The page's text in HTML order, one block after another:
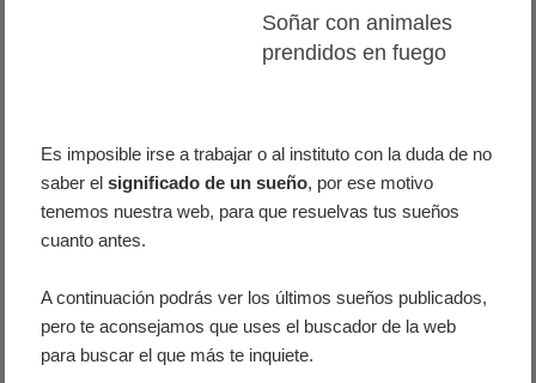
Soñar con animales
prendidos en fuego
Es imposible irse a trabajar o al instituto con la duda de no
saber elsignificado de un sueño, por ese motivo
tenemos nuestra web, para que resuelvas tus sueños
cuanto antes.
A continuación podrás ver los últimos sueños publicados,
pero te aconsejamos que uses el buscador de la web
para buscar el que más te inquiete.